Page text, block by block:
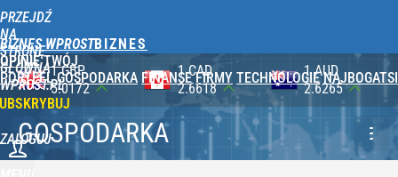
PRZEJDŹ
NA
STRONĘ
GŁÓWNĄ
WPROST.PL
BIZNES WPROST
OPINIE TWÓJ
PORTFEL GOSPODARKA FINANSE FIRMY TECHNOLOGIE NAJBOGATSI
ZALOGUJ
1 CAD
2.6618
1 AUD
2.6265
100 JPY
2.3565
GOSPODARKA